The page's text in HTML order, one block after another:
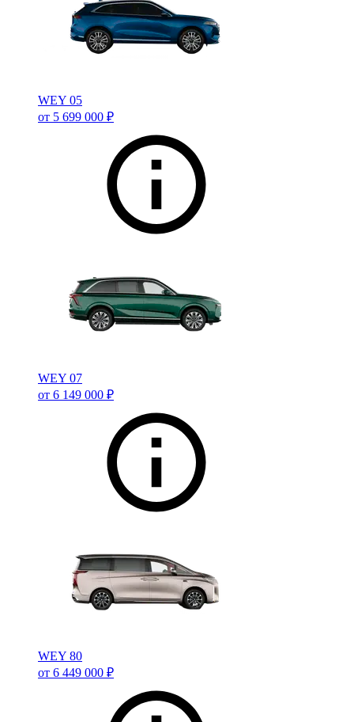
WEY 05
от 5 699 000 ₽
WEY 07
от 6 149 000 ₽
WEY 80
от 6 449 000 ₽